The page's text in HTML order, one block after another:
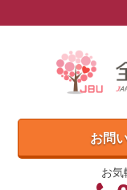
お問
お気